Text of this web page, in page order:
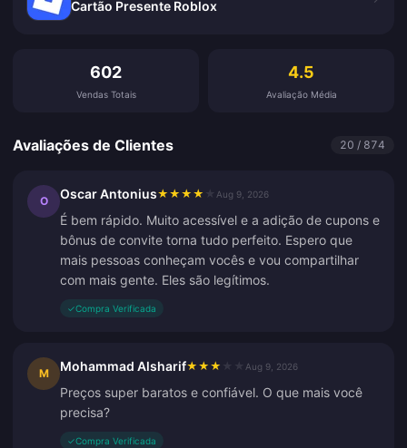
Cartão Presente Roblox
602
Vendas Totais
4.5
Avaliação Média
Avaliações de Clientes 20 / 874
O Oscar Antonius★ ★ ★ ★ Aug 9, 2026
É bem rápido. Muito acessível e a adição de cupons e
bônus de convite torna tudo perfeito. Espero que
mais pessoas conheçam vocês e vou compartilhar
com mais gente. Eles são legítimos.
✓Compra Verificada
M Mohammad Alsharif★ ★ ★ Aug 9, 2026
Preços super baratos e confiável. O que mais você
precisa?
✓Compra Verificada